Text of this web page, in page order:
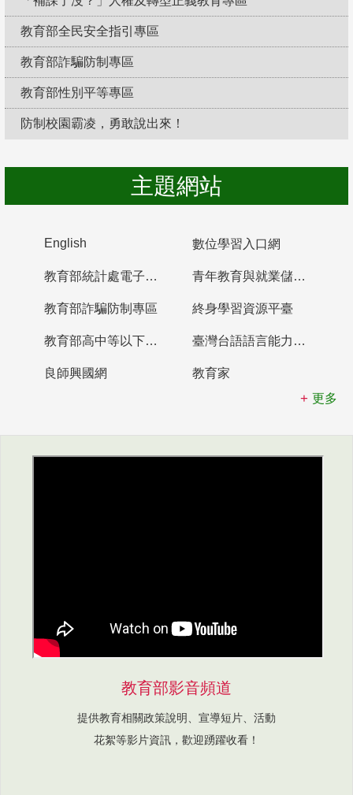
教育部全民安全指引專區
教育部詐騙防制專區
教育部性別平等專區
防制校園霸凌，勇敢說出來！
主題網站
English 數位學習入口網
教育部統計處電子書櫃 青年教育與就業儲蓄帳戶
教育部詐騙防制專區 終身學習資源平臺
教育部高中等以下學校及幼兒園教師資格檢定考試 臺灣台語語言能力認證網站
良師興國網
教育家
更多
教育部影音頻道
提供教育相關政策說明、宣導短片、活動
花絮等影片資訊，歡迎踴躍收看！